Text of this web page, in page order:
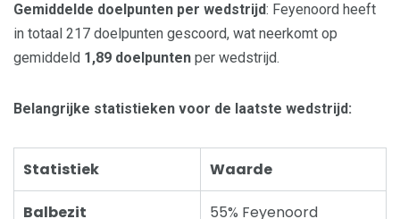
Gemiddelde doelpunten per wedstrijd: Feyenoord heeft
in totaal 217 doelpunten gescoord, wat neerkomt op
gemiddeld 1,89 doelpunten per wedstrijd.
Belangrijke statistieken voor de laatste wedstrijd:
Statistiek Waarde
Balbezit 55% Feyenoord